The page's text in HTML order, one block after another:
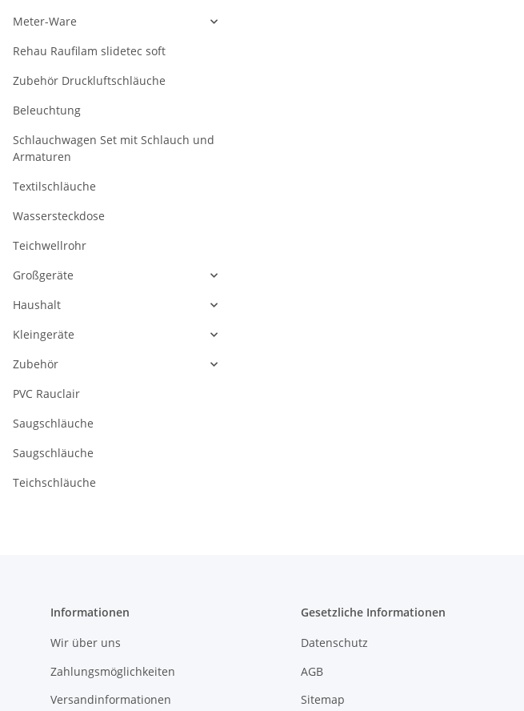
Meter-Ware
Rehau Raufilam slidetec soft
Zubehör Druckluftschläuche
Beleuchtung
Schlauchwagen Set mit Schlauch und
Armaturen
Textilschläuche
Wassersteckdose
Teichwellrohr
Großgeräte
Haushalt
Kleingeräte
Zubehör
PVC Rauclair
Saugschläuche
Saugschläuche
Teichschläuche
Informationen
Wir über uns
Zahlungsmöglichkeiten
Versandinformationen
Gesetzliche Informationen
Datenschutz
AGB
Sitemap